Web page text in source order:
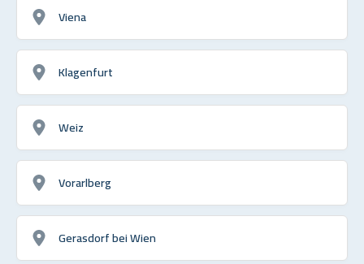
Viena
Klagenfurt
Weiz
Vorarlberg
Gerasdorf bei Wien